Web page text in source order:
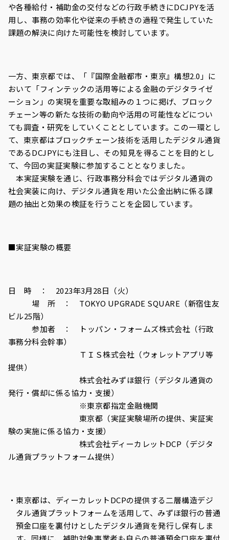
や各種給付・補助金の交付などの行政手続きにDCJPYを活
用し、事務の効率化や従来の手続きの過程で発生していた
課題の解決に向けた可能性を検討しています。
一方、東京都では、「『国際金融都市・東京』構想2.0 」に
おいて「フィンテックの活用等による金融のデジタライゼ
ーション」の実現を重要な取組みの１つに掲げ、ブロック
チェーン等の新たな技術の動向や活用の可能性などについ
ても調査・研究をしていくこととしています。この一環とし
て、東京都はブロックチェーン技術を活用したデジタル通貨
であるDCJPYにも注目し、その知見を得ることを目的とし
て、今回の実証実験に参加することとなりました。
本実証実験を通じ、行政事務分科会ではデジタル通貨の
社会実装に向け、デジタル通貨を用いた公金出納に係る課
題の抽出と効果の検証を行うことを企図しています。
■実証実験の概要
日 時 ： 2023年3月28日（火）
場 所 ： TOKYO UPGRADE SQUARE （新宿住友
ビル25階）
参加者 ：
トッパン・フォームズ株式会社（行政
事務分科会幹事）
ＴＩＳ株式会社（ウォレットアプリ等
提供）
株式会社みずほ銀行 （デジタル通貨の
発行・償却に係る協力・支援）
※東京都指定金融機関
東京都（実証実験場所の提供、実証実
験の実施に係る協力・支援）
株式会社ディーカレットDCP（デジタ
ル通貨プラットフォーム提供）
東京都は、ディーカレットDCPの提供する二層構造デジ
タル通貨プラットフォームを活用して、みずほ銀行の普通
預金口座を裏付けとしたデジタル通貨を発行し保有しま